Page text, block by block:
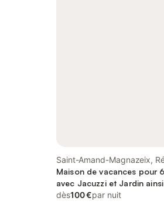
Saint-Amand-Magnazeix,
de Bellac
Maison de vacances pour
avec Jacuzzi et Jardin
et Vue sur le lac
dès100 €par nuit